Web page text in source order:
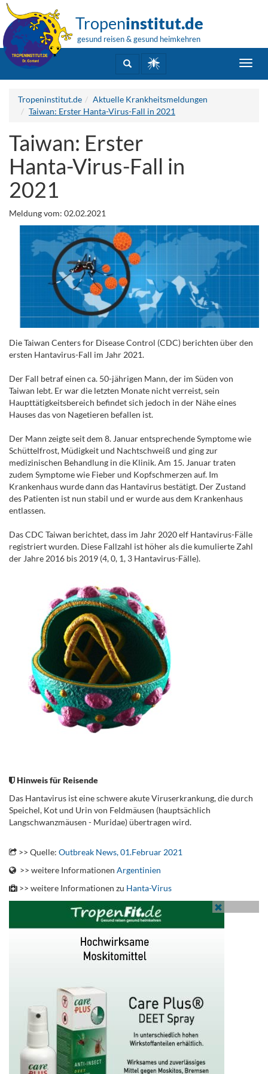
Tropeninstitut.de
gesund reisen & gesund heimkehren
Tropeninstitut.de
Aktuelle Krankheitsmeldungen
Taiwan: Erster Hanta-Virus-Fall in 2021
Taiwan: Erster
Hanta-Virus-Fall in
2021
Meldung vom: 02.02.2021
Die Taiwan Centers for Disease Control (CDC) berichten über den
ersten Hantavirus-Fall im Jahr 2021.
Der Fall betraf einen ca. 50-jährigen Mann, der im Süden von
Taiwan lebt. Er war die letzten Monate nicht verreist, sein
Haupttätigkeitsbereich befindet sich jedoch in der Nähe eines
Hauses das von Nagetieren befallen ist.
Der Mann zeigte seit dem 8. Januar entsprechende Symptome wie
Schüttelfrost, Müdigkeit und Nachtschweiß und ging zur
medizinischen Behandlung in die Klinik. Am 15. Januar traten
zudem Symptome wie Fieber und Kopfschmerzen auf. Im
Krankenhaus wurde dann das Hantavirus bestätigt. Der Zustand
des Patienten ist nun stabil und er wurde aus dem Krankenhaus
entlassen.
Das CDC Taiwan berichtet, dass im Jahr 2020 elf Hantavirus-Fälle
registriert wurden. Diese Fallzahl ist höher als die kumulierte Zahl
der Jahre 2016 bis 2019 (4, 0, 1, 3 Hantavirus-Fälle).
Hinweis für Reisende
Das Hantavirus ist eine schwere akute Viruserkrankung, die durch
Speichel, Kot und Urin von Feldmäusen (hauptsächlich
Langschwanzmäusen - Muridae) übertragen wird.
>> Quelle: Outbreak News, 01.Februar 2021
>> weitere Informationen Argentinien
>> weitere Informationen zu Hanta-Virus